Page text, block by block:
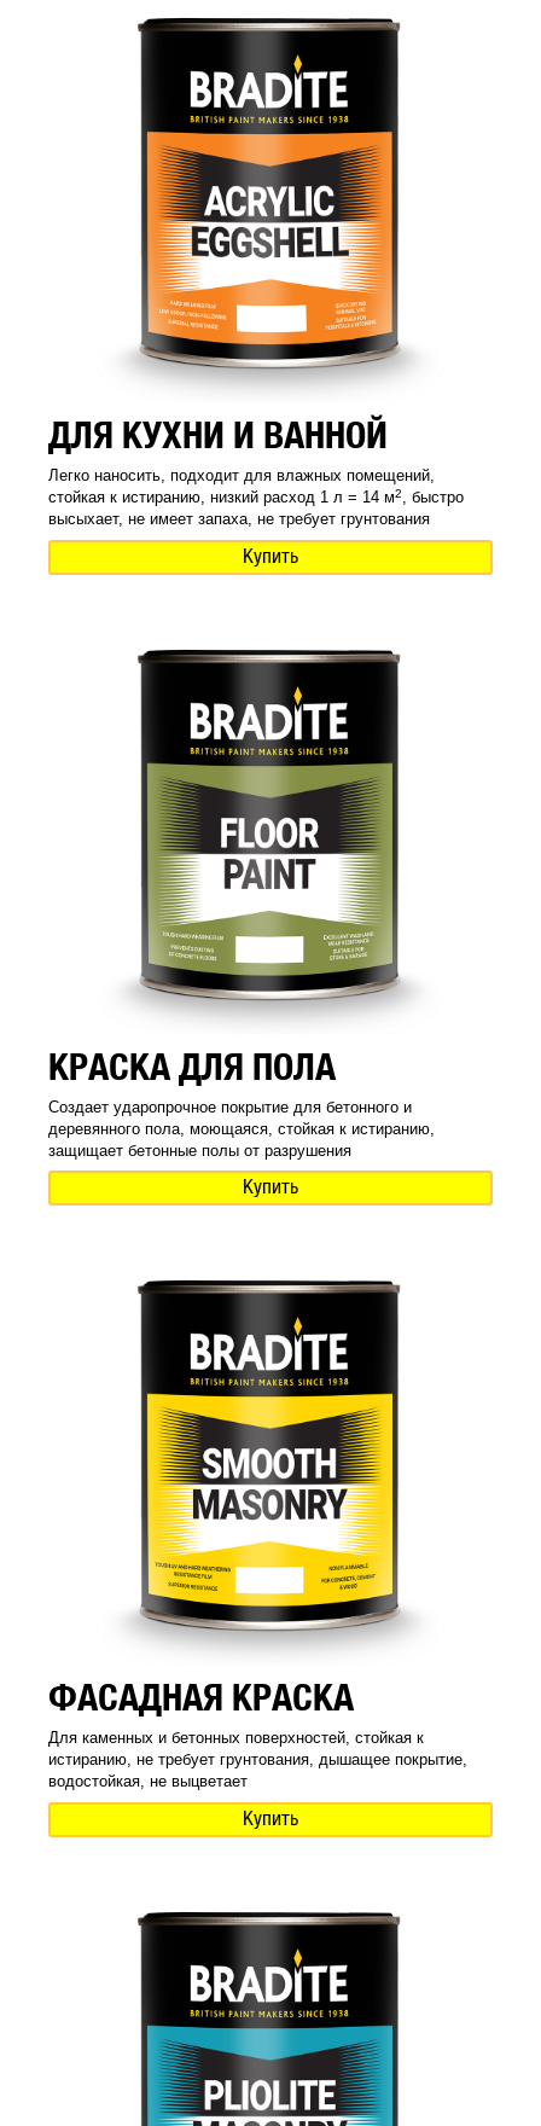
ДЛЯ КУХНИ И ВАННОЙ
Легко наносить, подходит для влажных помещений,
стойкая к истиранию, низкий расход 1 л = 14 м2, быстро
высыхает, не имеет запаха, не требует грунтования
Купить
КРАСКА ДЛЯ ПОЛА
Создает ударопрочное покрытие для бетонного и
деревянного пола, моющаяся, стойкая к истиранию,
защищает бетонные полы от разрушения
Купить
ФАСАДНАЯ КРАСКА
Для каменных и бетонных поверхностей, стойкая к
истиранию, не требует грунтования, дышащее покрытие,
водостойкая, не выцветает
Купить